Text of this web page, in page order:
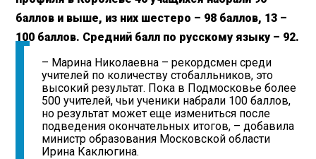
баллов и выше, из них шестеро – 98 баллов, 13 –
100 баллов. Средний балл по русскому языку – 92.
– Марина Николаевна – рекордсмен среди
учителей по количеству стобалльников, это
высокий результат. Пока в Подмосковье более
500 учителей, чьи ученики набрали 100 баллов,
но результат может еще измениться после
подведения окончательных итогов, – добавила
министр образования Московской области
Ирина Каклюгина.